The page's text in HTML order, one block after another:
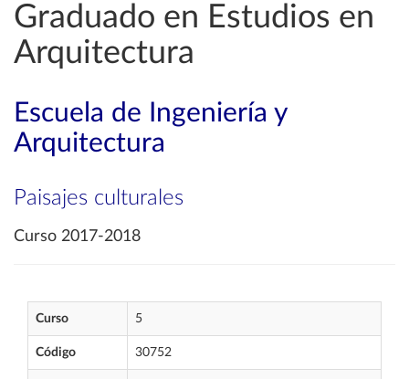
Graduado en Estudios en
Arquitectura
Escuela de Ingeniería y
Arquitectura
Paisajes culturales
Curso 2017-2018
Curso 5
Código 30752